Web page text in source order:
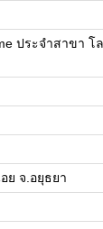
ประจำสาข
ย จ.อยุธยา